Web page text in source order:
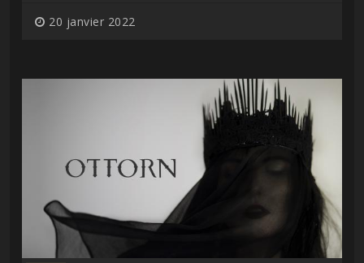
20 janvier 2022